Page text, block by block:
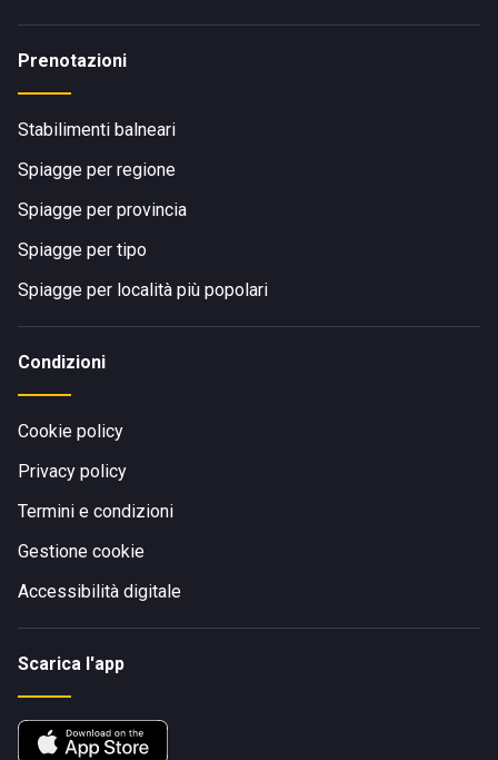
Prenotazioni
Stabilimenti balneari
Spiagge per regione
Spiagge per provincia
Spiagge per tipo
Spiagge per località più popolari
Condizioni
Cookie policy
Privacy policy
Termini e condizioni
Gestione cookie
Accessibilità digitale
Scarica l'app